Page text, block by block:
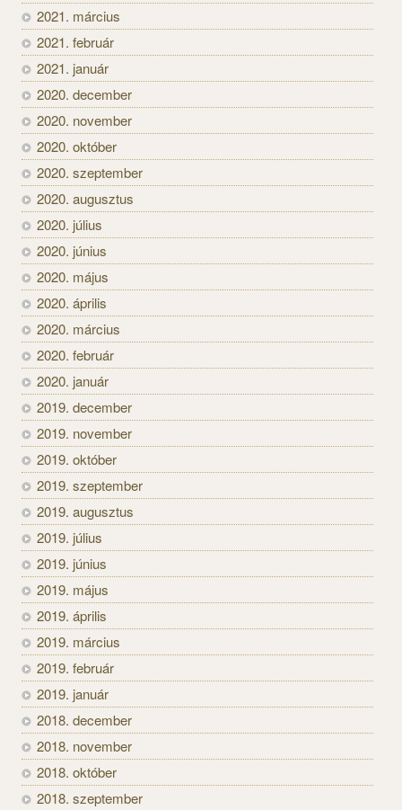
2021. március
2021. február
2021. január
2020. december
2020. november
2020. október
2020. szeptember
2020. augusztus
2020. július
2020. június
2020. május
2020. április
2020. március
2020. február
2020. január
2019. december
2019. november
2019. október
2019. szeptember
2019. augusztus
2019. július
2019. június
2019. május
2019. április
2019. március
2019. február
2019. január
2018. december
2018. november
2018. október
2018. szeptember